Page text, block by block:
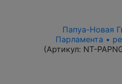
Папуа-Новая
Парламента •
(Артикул: NT-